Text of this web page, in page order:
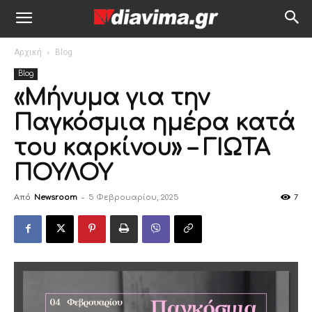
Αρχική Blog
Blog
«Μήνυμα για την
Παγκόσμια ημέρα κατά
του καρκίνου» – ΓΙΩΤΑ
ΠΟΥΛΟΥ
Από Newsroom - 5 Φεβρουαρίου, 2025 7